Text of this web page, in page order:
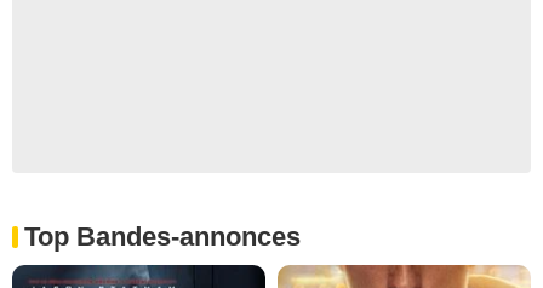
Top Bandes-annonces